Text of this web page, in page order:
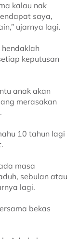
kalau nak
saya,
ujarnya lagi.
keputusan
anak akan
merasakan
10 tahun lagi
masa
sebulan atau
lagi.
bekas